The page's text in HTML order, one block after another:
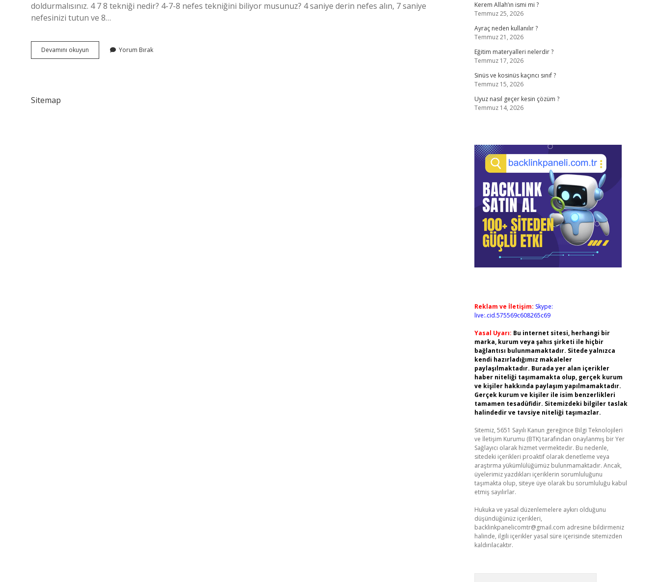
doldurmalısınız. 4 7 8 tekniği nedir? 4-7-8 nefes tekniğini biliyor musunuz? 4 saniye derin nefes alın, 7 saniye
nefesinizi tutun ve 8…
Devamını okuyun
Tekniği
Yorum Bırak
Sitemap
Kerem Allah’ın ismi mi ?
Temmuz 25, 2026
Ayraç neden kullanılır ?
Temmuz 21, 2026
Eğitim materyalleri nelerdir ?
Temmuz 17, 2026
Sinüs ve kosinüs kaçıncı sınıf ?
Temmuz 15, 2026
Uyuz nasıl geçer kesin çözüm ?
Temmuz 14, 2026
Reklam ve İletişim: Skype:
live:.cid.575569c608265c69
Yasal Uyarı: Bu internet sitesi, herhangi bir
marka, kurum veya şahıs şirketi ile hiçbir
bağlantısı bulunmamaktadır. Sitede yalnızca
kendi hazırladığımız makaleler
paylaşılmaktadır. Burada yer alan içerikler
haber niteliği taşımamakta olup, gerçek kurum
ve kişiler hakkında paylaşım yapılmamaktadır.
Gerçek kurum ve kişiler ile isim benzerlikleri
tamamen tesadüfidir. Sitemizdeki bilgiler taslak
halindedir ve tavsiye niteliği taşımazlar.
Sitemiz, 5651 Sayılı Kanun gereğince Bilgi Teknolojileri
ve İletişim Kurumu (BTK) tarafından onaylanmış bir Yer
Sağlayıcı olarak hizmet vermektedir. Bu nedenle,
sitedeki içerikleri proaktif olarak denetleme veya
araştırma yükümlülüğümüz bulunmamaktadır. Ancak,
üyelerimiz yazdıkları içeriklerin sorumluluğunu
taşımakta olup, siteye üye olarak bu sorumluluğu kabul
etmiş sayılırlar.
Hukuka ve yasal düzenlemelere aykırı olduğunu
düşündüğünüz içerikleri,
backlinkpanelicomtr@gmail.com adresine bildirmeniz
halinde, ilgili içerikler yasal süre içerisinde sitemizden
kaldırılacaktır.